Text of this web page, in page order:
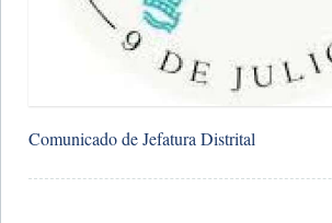
Comunicado de Jefatura Distrital